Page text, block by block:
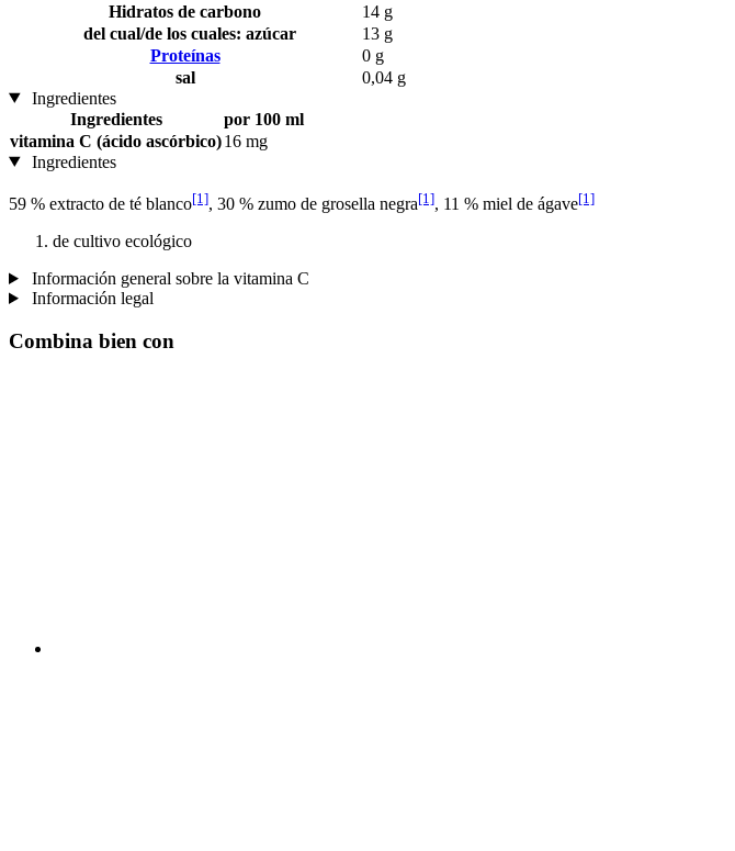
Hidratos de carbono
14 g
del cual/de los cuales: azúcar
13 g
Proteínas
0 g
sal
0,04 g
Ingredientes
Ingredientes
por 100 ml
vitamina C (ácido ascórbico)16 mg
Ingredientes
59 % extracto de té blanco[1], 30 % zumo de grosella negra[1], 11 % miel de ágave[1]
de cultivo ecológico
Información general sobre la vitamina C
Información legal
Combina bien con